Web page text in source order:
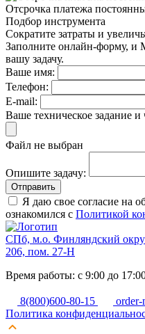
Отсрочка платежа
Подбор инструмента
Сократите затраты и
Заполните онлайн-форму, и
вашу задачу.
Ваше имя:
Телефон:
E-mail:
Ваше техническое задание и
Файл не выбран
Опишите задачу:
Отправить
Я даю свое согласие на
ознакомился с Политикой
СПб, м.о. Финляндский
206, пом. 27-Н
Время работы: с 9:00 до
8(800)600-80-15
order-
Политика